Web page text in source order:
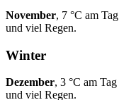
November, 7 °C am
und viel Regen.
Winter
Dezember, 3 °C am
und viel Regen.